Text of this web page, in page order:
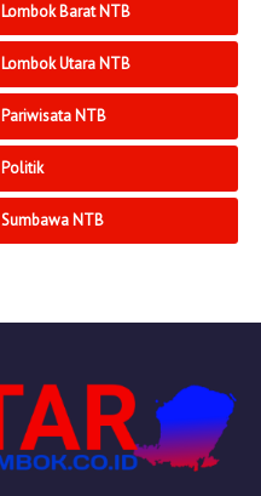
Lombok Barat NTB
Lombok Utara NTB
Pariwisata NTB
Politik
Sumbawa NTB